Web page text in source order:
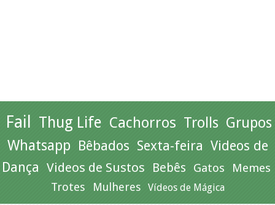
Fail Thug Life Cachorros Trolls Grupos
Whatsapp Bêbados Sexta-feira Videos de
Dança Videos de Sustos Bebês Gatos Memes
Trotes Mulheres Vídeos de Mágica